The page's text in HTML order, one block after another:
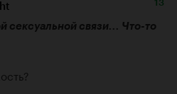
13
сексуальной связи... Что-то